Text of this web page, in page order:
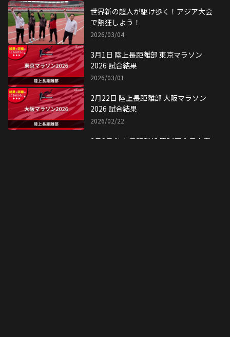
世界新の超人が駆け歩く！アジア大会
で熱狂しよう！
2026/03/04
3月1日 陸上長距離部 東京マラソン
2026 試合結果
2026/03/01
2月22日 陸上長距離部 大阪マラソン
2026 試合結果
2026/02/22
2月8日 陸上長距離部 第54回全日本実